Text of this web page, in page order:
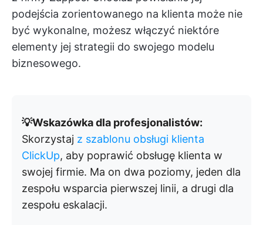
podejścia zorientowanego na klienta może nie
być wykonalne, możesz włączyć niektóre
elementy jej strategii do swojego modelu
biznesowego.
💡Wskazówka dla profesjonalistów:
Skorzystaj z szablonu obsługi klienta
ClickUp, aby poprawić obsługę klienta w
swojej firmie. Ma on dwa poziomy, jeden dla
zespołu wsparcia pierwszej linii, a drugi dla
zespołu eskalacji.